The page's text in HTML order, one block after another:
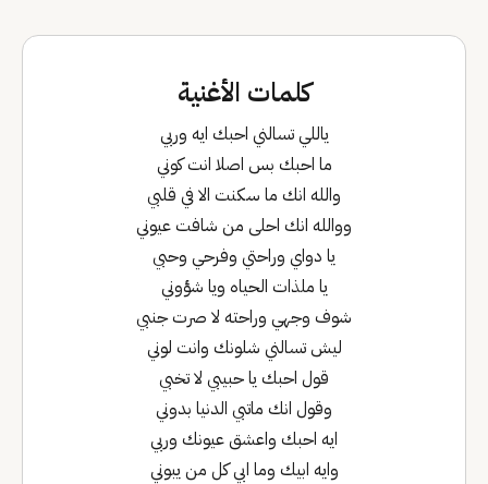
كلمات الأغنية
ياللي تسالني احبك ايه وربي
ما احبك بس اصلا انت كوني
والله انك ما سكنت الا في قلبي
ووالله انك احلى من شافت عيوني
يا دواي وراحتي وفرحي وحبي
يا ملذات الحياه ويا شؤوني
شوف وجهي وراحته لا صرت جنبي
ليش تسالني شلونك وانت لوني
قول احبك يا حبيبي لا تخبي
وقول انك ماتبي الدنيا بدوني
ايه احبك واعشق عيونك وربي
وايه ابيك وما ابي كل من يبوني